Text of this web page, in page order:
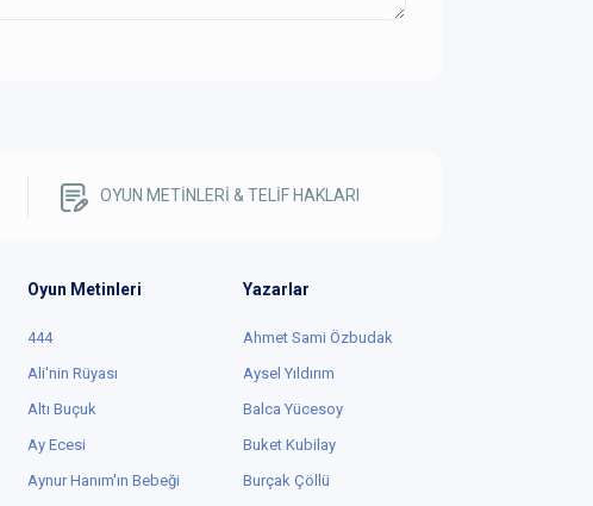
OYUN METİNLERİ & TELİF HAKLARI
Oyun Metinleri
444
Ali'nin Rüyası
Altı Buçuk
Ay Ecesi
Aynur Hanım'ın Bebeği
Yazarlar
Ahmet Sami Özbudak
Aysel Yıldırım
Balca Yücesoy
Buket Kubilay
Burçak Çöllü